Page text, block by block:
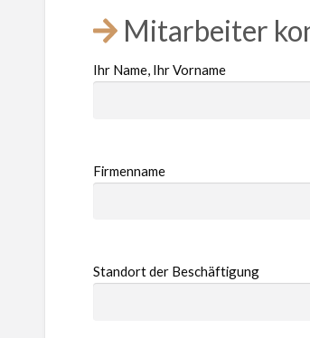
Mitarbeiter
Ihr Name, Ihr Vorname
Firmenname
Standort der Beschäftigung